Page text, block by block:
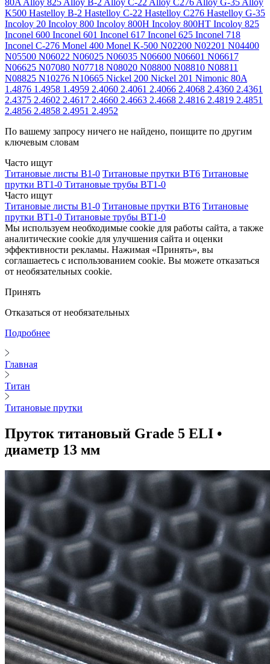
80A Alloy 825 Alloy B-2 Alloy C-22 Alloy C276 Alloy G-35 Alloy
K500 Hastelloy B-2 Hastelloy C-22 Hastelloy C276 Hastelloy G-35
Incoloy 20 Incoloy 800 Incoloy 800H Incoloy 800HT Incoloy 825
Inconel 600 Inconel 601 Inconel 617 Inconel 625 Inconel 718
Inconel C-276 Monel 400 Monel K-500 N02200 N02201 N04400
N05500 N06022 N06025 N06035 N06600 N06601 N06617
N06625 N07080 N07718 N08020 N08800 N08810 N08811
N08825 N10276 N10665 Nickel 200 Nickel 201 Nimonic 80A
1.4876 1.4958 1.4959 2.4060 2.4061 2.4066 2.4068 2.4360 2.4361
2.4375 2.4602 2.4617 2.4660 2.4663 2.4668 2.4816 2.4819 2.4851
2.4856 2.4858 2.4951 2.4952
По вашему запросу ничего не найдено, поищите по другим
ключевым словам
Часто ищут
Титановые листы В1-0 Титановые прутки ВТ6 Титановые
прутки ВТ1-0 Титановые трубы ВТ1-0
Часто ищут
Титановые листы В1-0 Титановые прутки ВТ6 Титановые
прутки ВТ1-0 Титановые трубы ВТ1-0
Мы используем необходимые cookie для работы сайта, а также
аналитические cookie для улучшения сайта и оценки
эффективности рекламы. Нажимая «Принять», вы
соглашаетесь с использованием cookie. Вы можете отказаться
от необязательных cookie.
Принять
Отказаться от необязательных
Подробнее
Главная
Титан
Титановые прутки
Пруток титановый Grade 5 ELI •
диаметр 13 мм